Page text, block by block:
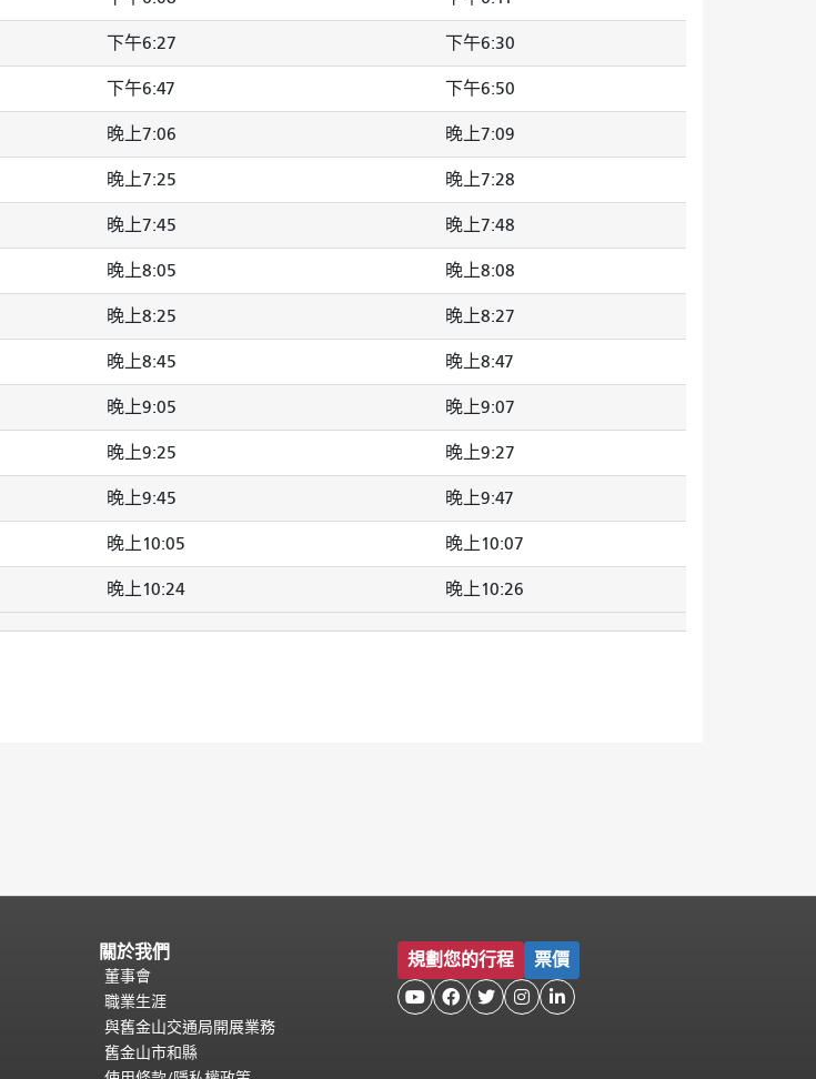
下午6:27 下午6:30
下午6:47 下午6:50
晚上7:06 晚上7:09
晚上7:25 晚上7:28
晚上7:45 晚上7:48
晚上8:05 晚上8:08
晚上8:25 晚上8:27
晚上8:45 晚上8:47
晚上9:05 晚上9:07
晚上9:25 晚上9:27
晚上9:45 晚上9:47
晚上10:05 晚上10:07
晚上10:24 晚上10:26
關於我們
董事會
職業生涯
與舊金山交通局開展業務
舊金山市和縣
規劃您的行程 票價
    